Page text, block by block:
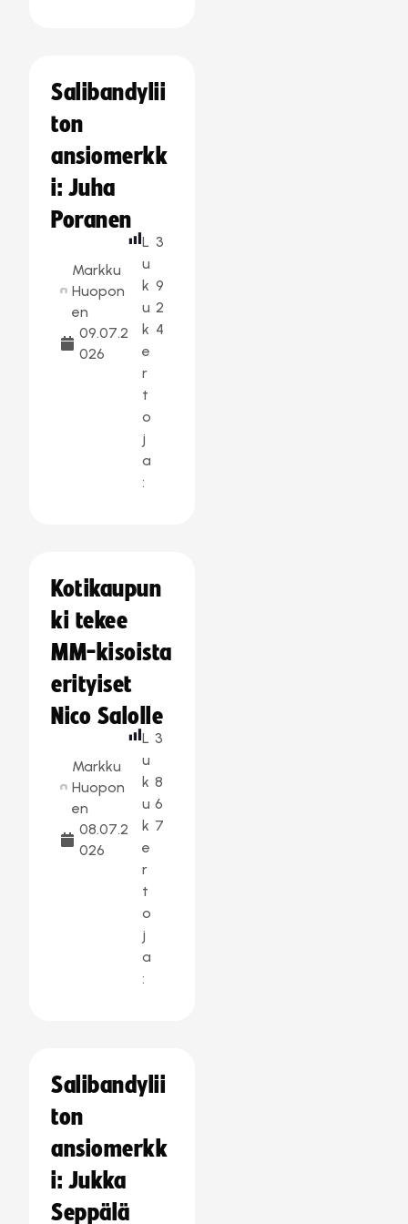
Salibandylii
ton
ansiomerkk
i: Juha
Poranen
Markku
Huopon
en
09.07.2
026
L
u
k
u
k
e
r
t
o
j
a
:
3
9
2
4
Kotikaupun
ki tekee
MM-kisoista
erityiset
Nico Salolle
Markku
Huopon
en
08.07.2
026
L
u
k
u
k
e
r
t
o
j
a
:
3
8
6
7
Salibandylii
ton
ansiomerkk
i: Jukka
Seppälä